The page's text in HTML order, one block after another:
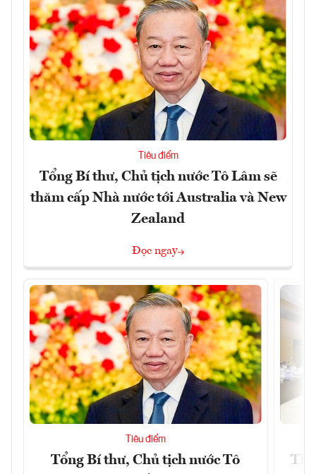
Tiêu điểm
Tổng Bí thư, Chủ tịch nước Tô Lâm sẽ
thăm cấp Nhà nước tới Australia và New
Zealand
Đọc ngay
Tiêu điểm
Tổng Bí thư, Chủ tịch nước Tô